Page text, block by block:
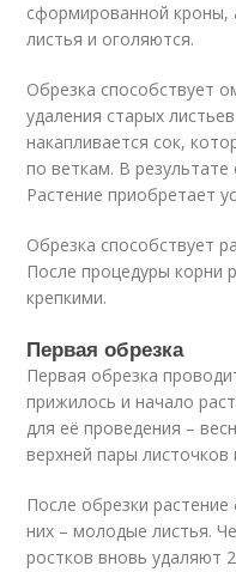
сформированной кроны,
листья и оголяются.
Обрезка способствует
удаления старых
накапливается сок,
по веткам. В
Растение приобретает
Обрезка способствует
После процедуры корни
крепкими.
Первая обрезка
Первая обрезка
прижилось и начало
для её проведения –
верхней пары
После обрезки
них – молодые листья.
ростков вновь удаляют